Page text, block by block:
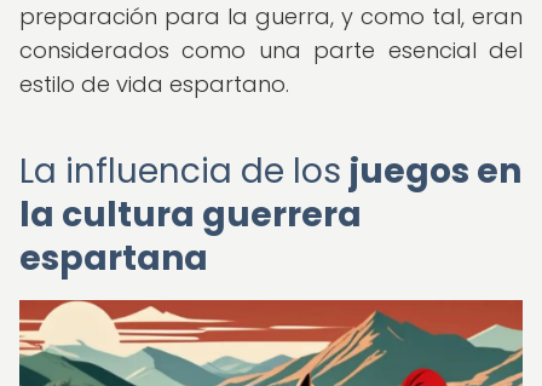
preparación para la guerra, y como tal, eran
considerados como una parte esencial del
estilo de vida espartano.
La influencia de los juegos en
la cultura guerrera
espartana